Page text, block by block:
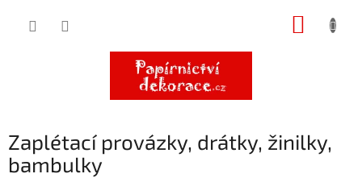
Zaplétací provázky, drátky, žinilky,
bambulky